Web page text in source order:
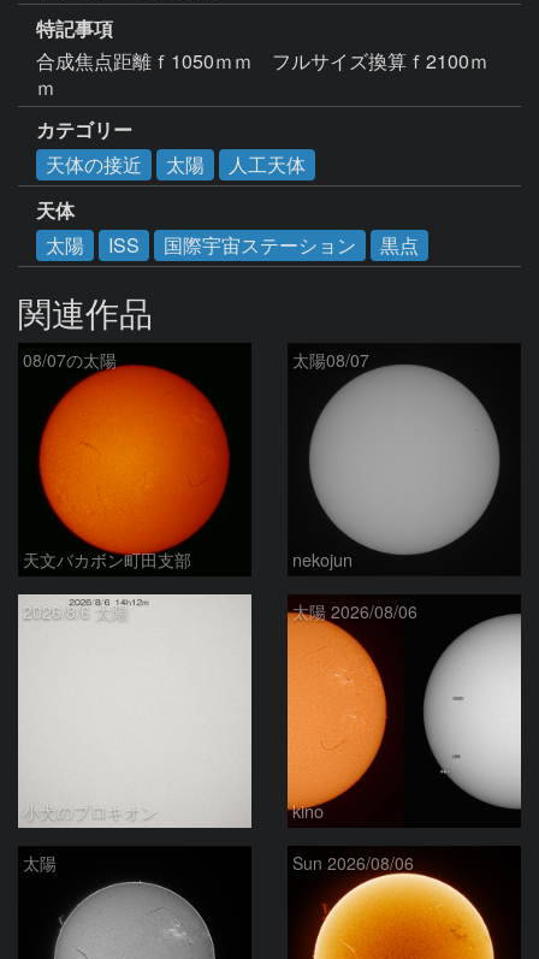
特記事項
合成焦点距離ｆ1050ｍｍ　フルサイズ換算ｆ2100ｍ
ｍ
カテゴリー
天体の接近
太陽
人工天体
天体
太陽
ISS 国際宇宙ステーション 黒点
関連作品
08/07の太陽
天文バカボン町田支部
太陽08/07
nekojun
2026/8/6 太陽
小犬のプロキオン
太陽 2026/08/06
kino
太陽 Sun 2026/08/06